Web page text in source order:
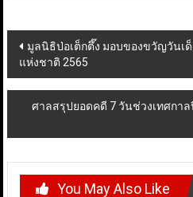
Post
navigation
มูลนิธิป่อเต็กตึ๊ง มอบของขวัญวันเด็
แห่งชาติ 2565
ศาลสรุปยอดคดี 7 วันช่วงเทศกาล
You May Also Like